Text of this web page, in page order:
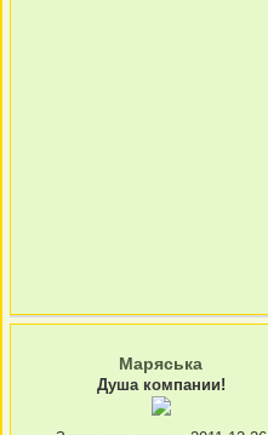
Маряська
Душа компании!